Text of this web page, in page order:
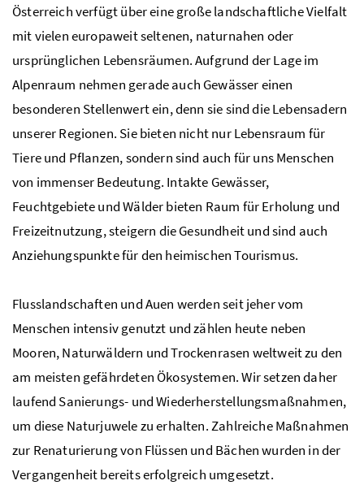
Österreich verfügt über eine große landschaftliche Vielfalt
mit vielen europaweit seltenen, naturnahen oder
ursprünglichen Lebensräumen. Aufgrund der Lage im
Alpenraum nehmen gerade auch Gewässer einen
besonderen Stellenwert ein, denn sie sind die Lebensadern
unserer Regionen. Sie bieten nicht nur Lebensraum für
Tiere und Pflanzen, sondern sind auch für uns Menschen
von immenser Bedeutung. Intakte Gewässer,
Feuchtgebiete und Wälder bieten Raum für Erholung und
Freizeitnutzung, steigern die Gesundheit und sind auch
Anziehungspunkte für den heimischen Tourismus.
Flusslandschaften und Auen werden seit jeher vom
Menschen intensiv genutzt und zählen heute neben
Mooren, Naturwäldern und Trockenrasen weltweit zu den
am meisten gefährdeten Ökosystemen. Wir setzen daher
laufend Sanierungs- und Wiederherstellungsmaßnahmen,
um diese Naturjuwele zu erhalten. Zahlreiche Maßnahmen
zur Renaturierung von Flüssen und Bächen wurden in der
Vergangenheit bereits erfolgreich umgesetzt.